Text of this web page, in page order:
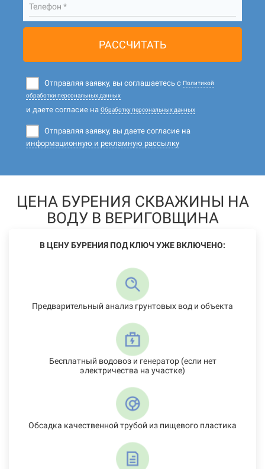
Телефон *
РАССЧИТАТЬ
Отправляя заявку, вы соглашаетесь с Политикой
обработки персональных данных
и даете согласие на Обработку персональных данных
Отправляя заявку, вы даете согласие на
информационную и рекламную рассылку
ЦЕНА БУРЕНИЯ СКВАЖИНЫ НА
ВОДУ В ВЕРИГОВЩИНА
В ЦЕНУ БУРЕНИЯ ПОД КЛЮЧ УЖЕ ВКЛЮЧЕНО:
Предварительный анализ грунтовых вод и объекта
Бесплатный водовоз и генератор (если нет
электричества на участке)
Обсадка качественной трубой из пищевого пластика